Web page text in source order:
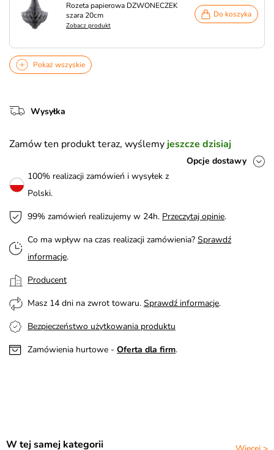
Rozeta papierowa DZWONECZEK
szara 20cm
Zobacz produkt
Do koszyka
Pokaż wszyskie
Wysyłka
Zamów ten produkt teraz, wyślemy jeszcze dzisiaj
Opcje dostawy
100% realizacji zamówień i wysyłek z
Polski.
99% zamówień realizujemy w 24h. Przeczytaj opinie.
Co ma wpływ na czas realizacji zamówienia? Sprawdź
informacje.
Producent
Masz 14 dni na zwrot towaru. Sprawdź informacje.
Bezpieczeństwo użytkowania produktu
Zamówienia hurtowe - Oferta dla firm.
W tej samej kategorii